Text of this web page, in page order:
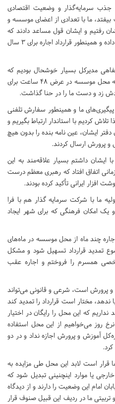
جذب سرمایه‌گذار و وضعیت اقتصادی
ما با تعدادی از اعضای موسسه و
رفتیم و ایشان قول مساعد دادند که
برای پرداخت اجاره عقب افتاده مهلت داده و همینطور قرارداد اجاره برای ۳ سال
مدیرکل بسیار خوشحال بودیم که
فردای آن روزنامه‌ای مبنی بر لزوم تخلیه محل موسسه در عرض ۴۸ ساعت برای
زد و دست ما را در حنا گذاشت.
ما و همینطور سفارش تلفنی
کردیم با استاندار ارتباط بگیریم و
دفتر ایشان، عین نامه بنده را بدون هیچ
و پرورش ارسال کردند.
ایشان داشتم بسیار علاقه‌مند به این
اتفاق افتاد که رهبری معظم درست
ما با شرکت سرمایه گذار هم با فرا
یک امکان فرهنگی که برای شهر ایجاد
چند ماه از محل موسسه در ماه‌های
تمدید قرارداد تسهیل شود و مشکل
همسرم را فروختم و اجاره عقب
پرورش است، شرعی و قانونی می‌تواند
ندهد، مختار است قرارداد را تمدید کند
که این محل را رایگان در اختیار
روز می‌خواهیم از این محل استفاده
آموزش و پرورش اجازه نداد و در دو
قرار است لابد این محل طی مزایده به
یا موارد اینچنینی تبدیل شود که
امام این وضعیت را دارند و از دیدگاه
تربیتی ما در ردیف این قبیل صنوف قرار